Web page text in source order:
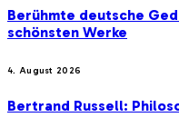
Berühmte deutsche
schönsten Werke
4. August 2026
Bertrand Russell: